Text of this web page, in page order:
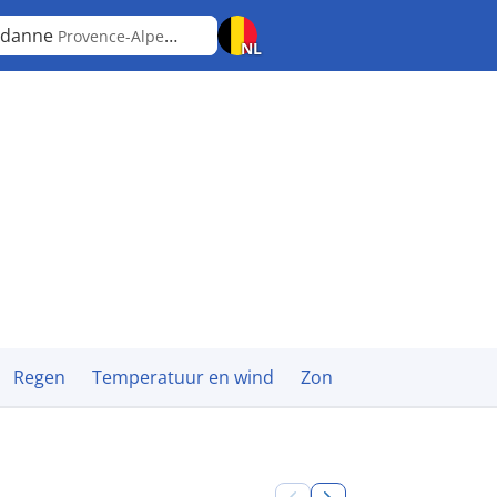
Provence-Alpes-Côte d'Azur
NL
Regen Temperatuur en wind Zon